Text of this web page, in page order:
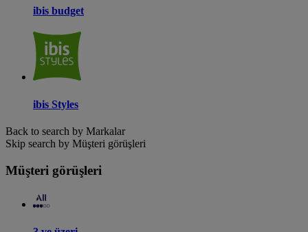
ibis budget
ibis Styles
Back to search by Markalar
Skip search by Müşteri görüşleri
Müşteri görüşleri